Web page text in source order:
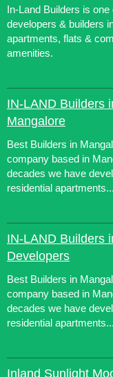
In-Land Builders is
developers & builders
apartments, flats &
amenities.
IN-LAND Builders
Mangalore
Best Builders in
company based in
decades we have
residential apartments...
IN-LAND Builders
Developers
Best Builders in
company based in
decades we have
residential apartments...
Inland Sunlight